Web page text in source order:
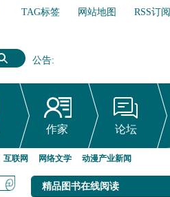
TAG标签 网站地图
RSS订阅
公告:
网络文学行业自律倡议书
作家 论坛
互联网 网络文学 动漫产业新闻
精品图书在线阅读